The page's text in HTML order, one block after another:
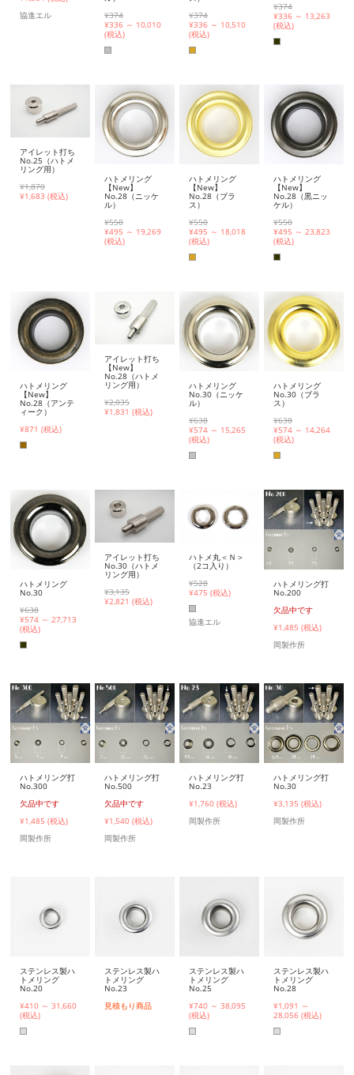
協進エル
¥374
¥336 ～ 10,010
(税込)
¥374
¥336 ～ 10,510
(税込)
¥374
¥336 ～ 13,263
(税込)
アイレット打ち
No.25（ハトメ
リング用）
¥1,870
¥1,683 (税込)
ハトメリング
【New】
No.28（ニッケ
ル）
¥550
¥495 ～ 19,269
(税込)
ハトメリング
【New】
No.28（ブラ
ス）
¥550
¥495 ～ 18,018
(税込)
ハトメリング
【New】
No.28（黒ニッ
ケル）
¥550
¥495 ～ 23,823
(税込)
ハトメリング
【New】
No.28（アンテ
ィーク）
¥871 (税込)
アイレット打ち
【New】
No.28（ハトメ
リング用）
¥2,035
¥1,831 (税込)
ハトメリング
No.30（ニッケ
ル）
¥638
¥574 ～ 15,265
(税込)
ハトメリング
No.30（ブラ
ス）
¥638
¥574 ～ 14,264
(税込)
ハトメリング
No.30
¥638
¥574 ～ 27,713
(税込)
アイレット打ち
No.30（ハトメ
リング用）
¥3,135
¥2,821 (税込)
ハトメ丸＜Ｎ＞
（2コ入り）
¥528
¥475 (税込)
協進エル
ハトメリング打
No.200
欠品中です
¥1,485 (税込)
岡製作所
ハトメリング打
No.300
欠品中です
¥1,485 (税込)
岡製作所
ハトメリング打
No.500
欠品中です
¥1,540 (税込)
岡製作所
ハトメリング打
No.23
¥1,760 (税込)
岡製作所
ハトメリング打
No.30
¥3,135 (税込)
岡製作所
ステンレス製ハ
トメリング
No.20
¥410 ～ 31,660
(税込)
ステンレス製ハ
トメリング
No.23
見積もり商品
ステンレス製ハ
トメリング
No.25
¥740 ～ 38,095
(税込)
ステンレス製ハ
トメリング
No.28
¥1,091 ～
28,056 (税込)